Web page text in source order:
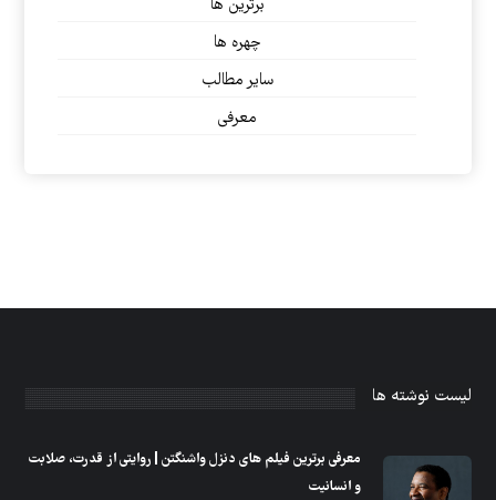
برترین ها
چهره ها
سایر مطالب
معرفی
لیست نوشته ها
معرفی برترین فیلم های دنزل واشنگتن | روایتی از قدرت، صلابت
و انسانیت